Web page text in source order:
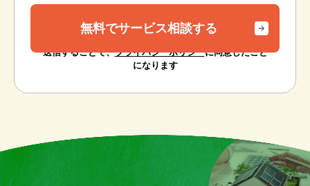
送信することで、プライバシーポリシーに同意したこと
になります